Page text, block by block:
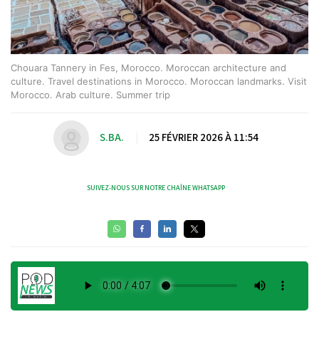
Chouara Tannery in Fes, Morocco. Moroccan architecture and
culture. Travel destinations in Morocco. Moroccan landmarks. Visit
Morocco. Arab culture. Summer trip
S.BA. 25 FÉVRIER 2026 À 11:54
SUIVEZ-NOUS SUR NOTRE CHAÎNE WHATSAPP